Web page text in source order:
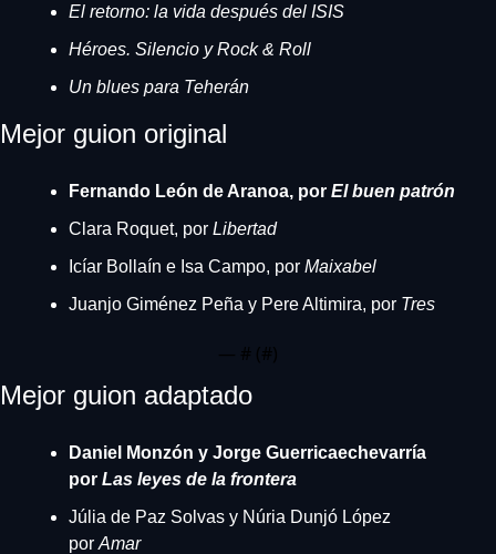
El retorno: la vida después del ISIS
Héroes. Silencio y Rock & Roll
Un blues para Teherán
Mejor guion original
Fernando León de Aranoa, por El buen patrón
Clara Roquet, por Libertad
Icíar Bollaín e Isa Campo, por Maixabel
Juanjo Giménez Peña y Pere Altimira, por Tres
— # (#)
Mejor guion adaptado
Daniel Monzón y Jorge Guerricaechevarría
por Las leyes de la frontera
Júlia de Paz Solvas y Núria Dunjó López
por Amar